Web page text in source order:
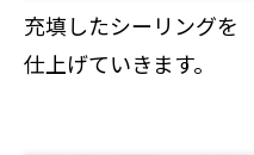
充填したシーリングを
仕上げていきます。